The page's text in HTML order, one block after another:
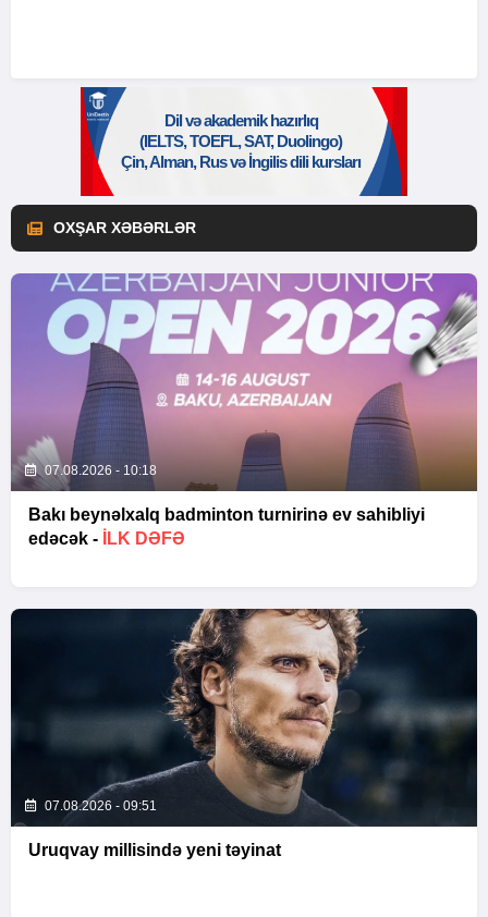
OXŞAR XƏBƏRLƏR
07.08.2026 - 10:18
Bakı beynəlxalq badminton turnirinə ev sahibliyi
edəcək -
İLK DƏFƏ
07.08.2026 - 09:51
Uruqvay millisində yeni təyinat